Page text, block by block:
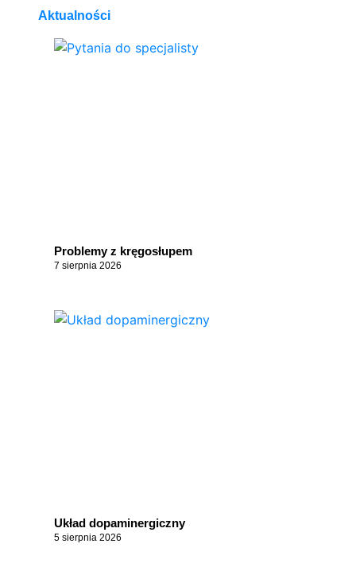
Aktualności
Problemy z kręgosłupem
7 sierpnia 2026
Układ dopaminergiczny
5 sierpnia 2026